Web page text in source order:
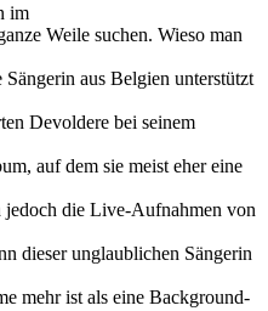
im
Weile suchen. Wieso man
aus Belgien unterstützt
Devoldere bei seinem
auf dem sie meist eher eine
die Live-Aufnahmen von
dieser unglaublichen Sängerin
mehr ist als eine Background-